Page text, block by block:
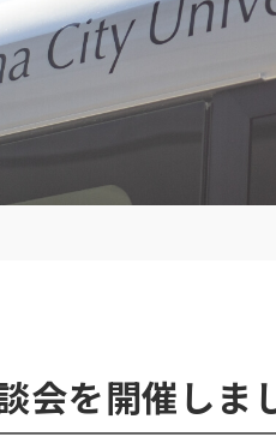
会を開催しま